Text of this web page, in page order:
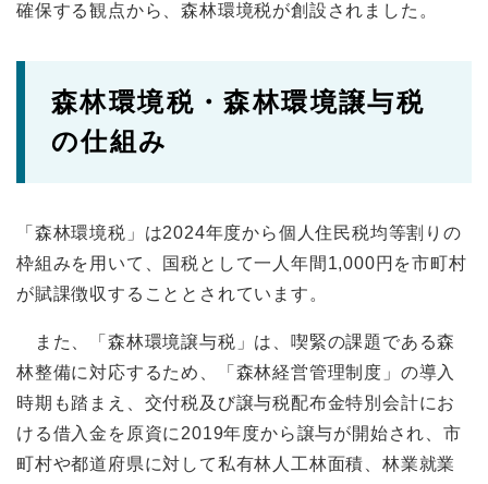
確保する観点から、森林環境税が創設されました。
森林環境税・森林環境譲与税
の仕組み
「森林環境税」は2024年度から個人住民税均等割りの
枠組みを用いて、国税として一人年間1,000円を市町村
が賦課徴収することとされています。
また、「森林環境譲与税」は、喫緊の課題である森
林整備に対応するため、「森林経営管理制度」の導入
時期も踏まえ、交付税及び譲与税配布金特別会計にお
ける借入金を原資に2019年度から譲与が開始され、市
町村や都道府県に対して私有林人工林面積、林業就業